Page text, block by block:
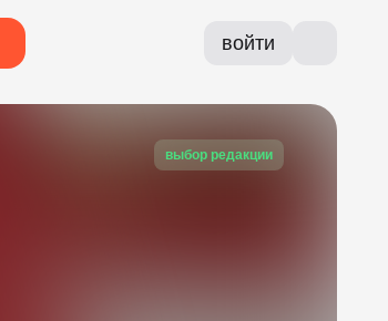
войти
выбор редакции